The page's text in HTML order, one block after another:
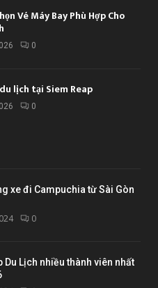
Vé Máy Bay Phù Hợp Cho
0
lịch tại Siem Reap
0
xe đi Campuchia từ Sài Gòn
0
Du Lịch nhiều thành viên nhất